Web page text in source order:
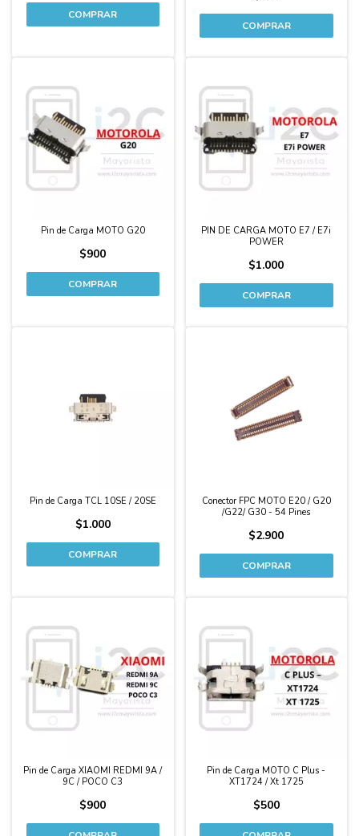
Pin de Carga MOTO G20
$900
PIN DE CARGA MOTO E7 / E7i
POWER
$1.000
Pin de Carga TCL 10SE / 20SE
$1.000
Conector FPC MOTO E20 / G20
/G22/ G30 - 54 Pines
$2.900
Pin de Carga XIAOMI REDMI 9A /
9C / POCO C3
$900
Pin de Carga MOTO C Plus -
XT1724 / Xt 1725
$500